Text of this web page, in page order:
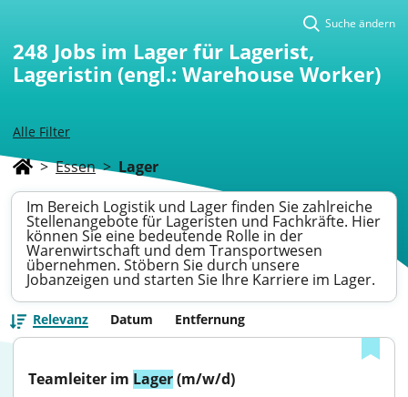
Alle Filter
Suche ändern
248 Jobs im Lager für Lagerist,
Lageristin (engl.: Warehouse Worker)
> Essen > Lager
Im Bereich Logistik und Lager finden Sie zahlreiche
Stellenangebote für Lageristen und Fachkräfte. Hier
können Sie eine bedeutende Rolle in der
Warenwirtschaft und dem Transportwesen
übernehmen. Stöbern Sie durch unsere
Jobanzeigen und starten Sie Ihre Karriere im Lager.
Relevanz Datum Entfernung
Teamleiter im Lager (m/w/d)